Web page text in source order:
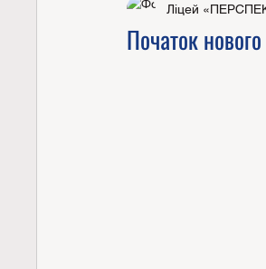
Початок
Ліцей